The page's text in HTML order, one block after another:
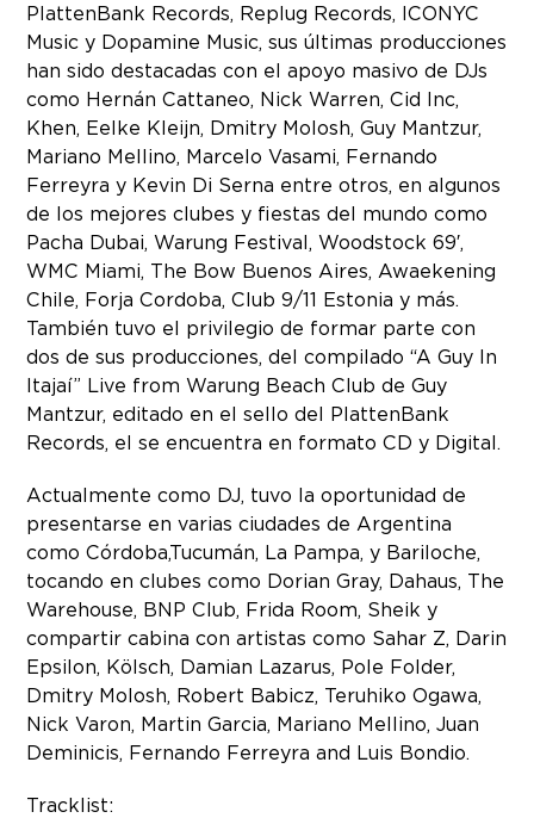
PlattenBank Records, Replug Records, ICONYC
Music y Dopamine Music, sus últimas producciones
han sido destacadas con el apoyo masivo de DJs
como Hernán Cattaneo, Nick Warren, Cid Inc,
Khen, Eelke Kleijn, Dmitry Molosh, Guy Mantzur,
Mariano Mellino, Marcelo Vasami, Fernando
Ferreyra y Kevin Di Serna entre otros, en algunos
de los mejores clubes y fiestas del mundo como
Pacha Dubai, Warung Festival, Woodstock 69′,
WMC Miami, The Bow Buenos Aires, Awaekening
Chile, Forja Cordoba, Club 9/11 Estonia y más.
También tuvo el privilegio de formar parte con
dos de sus producciones, del compilado “A Guy In
Itajaí” Live from Warung Beach Club de Guy
Mantzur, editado en el sello del PlattenBank
Records, el se encuentra en formato CD y Digital.
Actualmente como DJ, tuvo la oportunidad de
presentarse en varias ciudades de Argentina
como Córdoba,Tucumán, La Pampa, y Bariloche,
tocando en clubes como Dorian Gray, Dahaus, The
Warehouse, BNP Club, Frida Room, Sheik y
compartir cabina con artistas como Sahar Z, Darin
Epsilon, Kölsch, Damian Lazarus, Pole Folder,
Dmitry Molosh, Robert Babicz, Teruhiko Ogawa,
Nick Varon, Martin Garcia, Mariano Mellino, Juan
Deminicis, Fernando Ferreyra and Luis Bondio.
Tracklist: